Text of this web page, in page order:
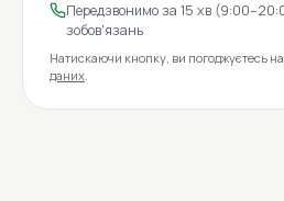
Передзвонимо за 15 хв
зобов'язань
Натискаючи кнопку, ви погоджуєтесь на
даних.